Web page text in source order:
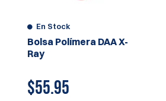
En Stock
Bolsa Polímera DAA X-
Ray
$55.95